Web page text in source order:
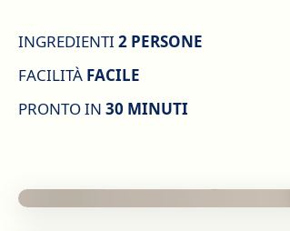
INGREDIENTI 2 PERSONE
FACILITÀ FACILE
PRONTO IN 30 MINUTI